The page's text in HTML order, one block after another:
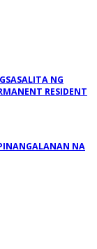
NG
RESIDENT
NA